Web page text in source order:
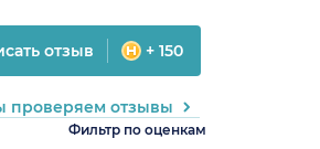
Фильтр по оценкам
отзыв + 150
проверяем отзывы